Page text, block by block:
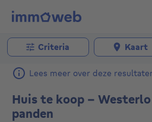
Criteria Kaart
Lees meer over deze
Huis te koop -
panden